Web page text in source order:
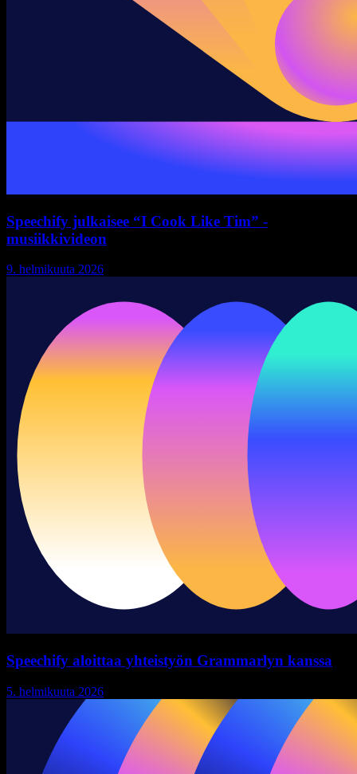
Speechify julkaisee “I Cook Like Tim” -
musiikkivideon
9. helmikuuta 2026
Speechify aloittaa yhteistyön Grammarlyn kanssa
5. helmikuuta 2026